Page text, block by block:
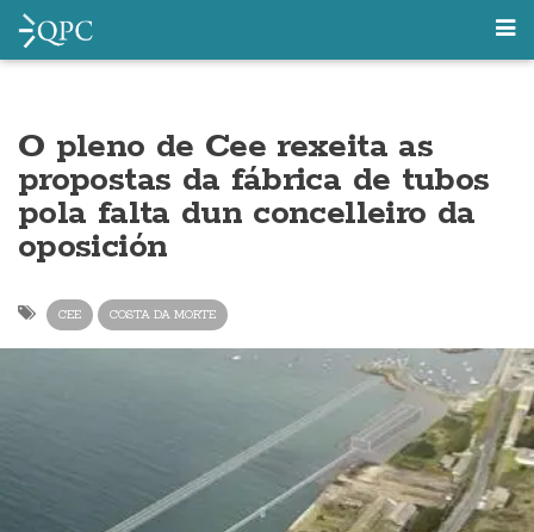
O pleno de Cee rexeita as
propostas da fábrica de tubos
pola falta dun concelleiro da
oposición
CEE COSTA DA MORTE